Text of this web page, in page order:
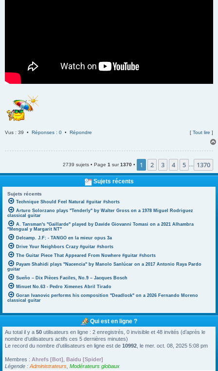
Vus : 39 • Réponses : 0 • Répondre [ Tout lire ]
2739 sujets • Page 1 sur1370 • 1 2 3 4 5 1370
Sujets récents
Sujets récents
Technique Should Feel Natural #guitar #shorts
Arturo Solorzano plays "Tenderly" by Walter Gross on a 1978 Miguel Rodriguez
classical guitar
A. Tansman's "Gaillarde" played by Davide Giovanni Tomasi on a 2021 Alhambra
"Mengual y Margarit NT"
Delcamp. J.F: - TANGO en la mieur opus 3a
Drive Your Neighbors Crazy #guitar #shorts
The Guitar Piece That Appeared From Nowhere #guitar #shorts
Payam Shahidi plays "Nacencia" by Manolo Sanlúcar on a 2017 Antonio Raya Pardo
guitar
Sueño – Dix Pièces Faciles, No.9 – Jacques Bosch
Minuet No.63 - Pedro Ximenes Abril Tirado
Goran Ivanovic performs his composition "Deadlock" on a 2026 Fernando Moreno
classical guitar
Qui est en ligne ?
Au total il y a 50 utilisateurs en ligne : 2 enregistrés, 0 invisible et 48 invités (d’après le
nombre d’utilisateurs actifs ces 5 dernières minutes)
Le record du nombre d’utilisateurs en ligne est de 10992 , le mer. oct. 08, 2025 5:08 pm
Membres : Ahrefs [Bot] Baidu [Spider]
Légende : Administrateurs Modérateurs globaux